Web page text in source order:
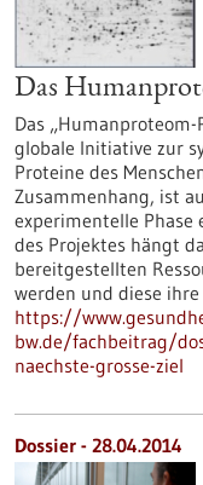
Das
Das
globale Initiative zur
Proteine des
Zusammenhang, ist
experimentelle Phase
des Projektes hängt
bereitgestellten
werden und diese
https://
bw.de/fachbeitrag/
naechste-grosse-ziel
Dossier - 28.04.2014